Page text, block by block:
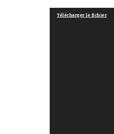
Lecteur
Télécharger le fichier